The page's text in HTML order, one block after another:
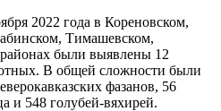
2022 года в Кореновском,
Тимашевском,
были выявлены 12
В общей сложности были
фазанов, 56
и 548 голубей-вяхирей.